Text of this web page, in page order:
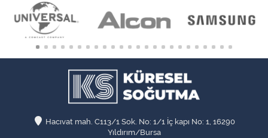
Hacıvat mah. C113/1 Sok. No: 1/1 İç kapı No: 1, 16290
Yıldırım/Bursa